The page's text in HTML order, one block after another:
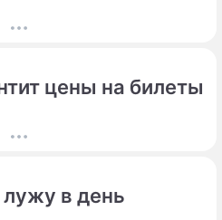
цены на билеты
в день